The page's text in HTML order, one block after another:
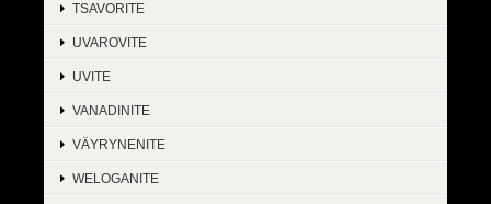
TSAVORITE
UVAROVITE
UVITE
VANADINITE
VÄYRYNENITE
WELOGANITE